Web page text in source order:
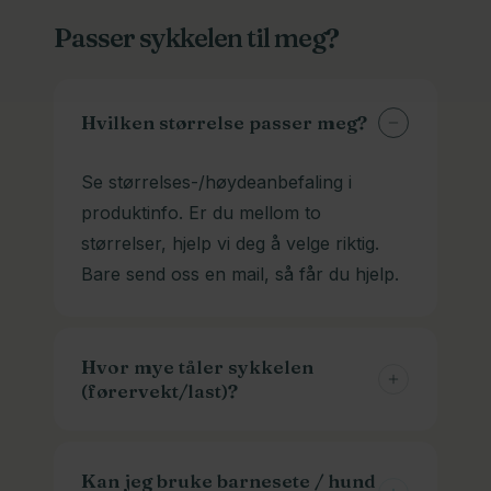
betrakelig mer. Men du finner nøyaktig
sykkelen sin hos oss selv. De står
fra oss. Vi kan selvfølgelig også lever
om du ønsker det. Ta kontakt, så
Passer sykkelen til meg?
Hvilken størrelse passer meg?
Se størrelses-/høydeanbefaling i
produktinfo. Er du mellom to
størrelser, hjelp vi deg å velge riktig.
Bare send oss en mail, så får du hjelp.
Hvor mye tåler sykkelen
(førervekt/last)?
faktaarket/produktinfo. Ved lastesykler
Kan jeg bruke barnesete / hund